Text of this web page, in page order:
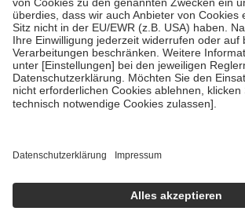
• Kindern und Jugendlichen bis zum
mit Ausnahme der Fahrkosten
• Untersuchungen zur Vorsorge und
GKV getragen werden
• empfohlenen Schutzimpfungen
• Harn- und Blutteststreifen
getroffen, um sicherzustellen, dass es sich um
https://help.etrusted.com/hc/de/articles/